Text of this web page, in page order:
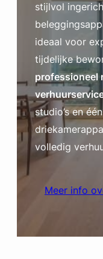
stijlvol
ideaal voor
tijdelijke
professioneel
studio’s en
volledig
Meer info